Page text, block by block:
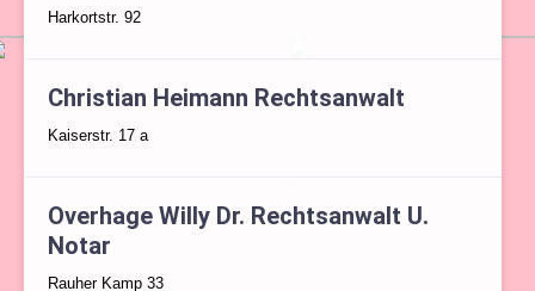
Harkortstr. 92
Christian Heimann Rechtsanwalt
Kaiserstr. 17 a
Overhage Willy Dr. Rechtsanwalt U.
Notar
Rauher Kamp 33